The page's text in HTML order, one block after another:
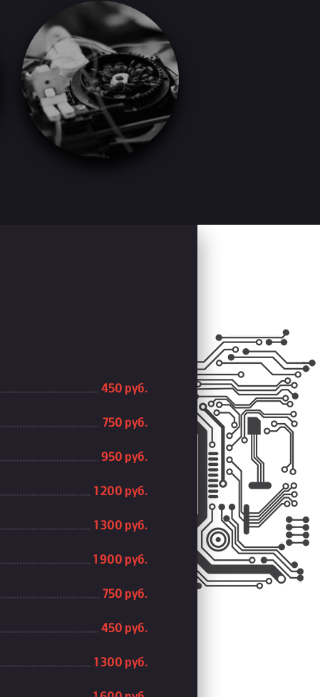
450 руб.
750 руб.
950 руб.
1 200 руб.
1 300 руб.
1 900 руб.
750 руб.
450 руб.
1 300 руб.